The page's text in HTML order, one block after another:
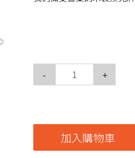
- +
加入購物車